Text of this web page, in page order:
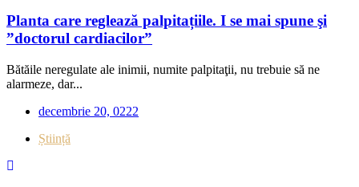
Planta care reglează palpitațiile. I se mai spune şi
”doctorul cardiacilor”
Bătăile neregulate ale inimii, numite palpitaţii, nu trebuie să ne
alarmeze, dar...
decembrie 20, 0222
Știință